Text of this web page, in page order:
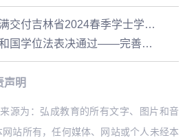
弘成慧考圆满交付吉林省2024春季学士学位外语联考
中华人民共和国学位法表决通过——完善学位法律制度
声明
源为：弘成教育的所有文字、图片和音
站所有，任何媒体、网站或个人未经本